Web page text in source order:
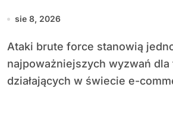
sie 8, 2026
Ataki brute force stanowią jedno z
najpoważniejszych wyzwań dla
działających w świecie e-